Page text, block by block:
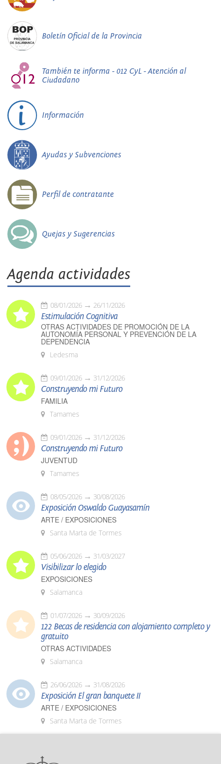
Boletín Oficial de la Provincia
También te informa - 012 CyL - Atención al
Ciudadano
Información
Ayudas y Subvenciones
Perfil de contratante
Quejas y Sugerencias
Agenda actividades
08/01/2026 26/11/2026
Estimulación Cognitiva
OTRAS ACTIVIDADES DE PROMOCIÓN DE LA
AUTONOMÍA PERSONAL Y PREVENCIÓN DE LA
DEPENDENCIA
Ledesma
09/01/2026 31/12/2026
Construyendo mi Futuro
FAMILIA
Tamames
09/01/2026 31/12/2026
Construyendo mi Futuro
JUVENTUD
Tamames
08/05/2026 30/08/2026
Exposición Oswaldo Guayasamín
ARTE / EXPOSICIONES
Santa Marta de Tormes
05/06/2026 31/03/2027
Visibilizar lo elegido
EXPOSICIONES
Salamanca
01/07/2026 30/09/2026
122 Becas de residencia con alojamiento completo y
gratuito
OTRAS ACTIVIDADES
Salamanca
26/06/2026 31/08/2026
Exposición El gran banquete II
ARTE / EXPOSICIONES
Santa Marta de Tormes